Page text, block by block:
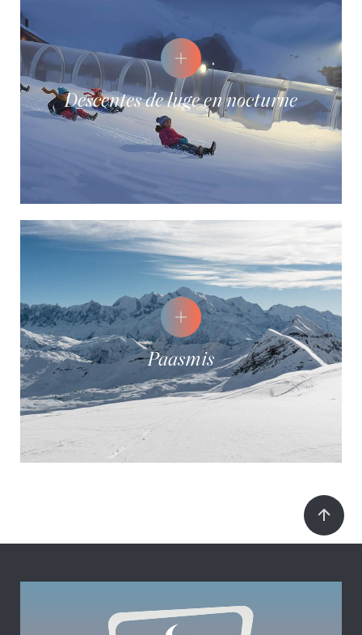
Descentes de luge en nocturne
Paasmis